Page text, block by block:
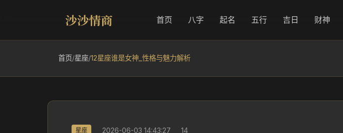
沙沙情商 首页 八字 起名 五行 吉日 财神
首页/星座/12星座谁是女神_性格与魅力解析
星座 2026-06-03 14:43:27 14